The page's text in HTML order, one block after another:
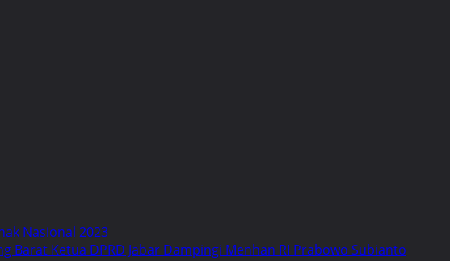
Nasional 2023
Barat Ketua DPRD Jabar Dampingi Menhan RI Prabowo Subianto